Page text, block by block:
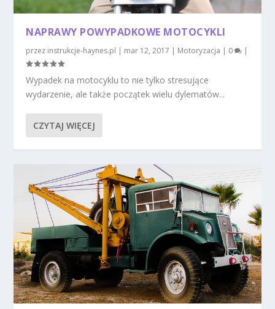
NAPRAWY POWYPADKOWE MOTOCYKLI
przez instrukcje-haynes.pl mar 12, 2017 Motoryzacja 0
Wypadek na motocyklu to nie tylko stresujące
wydarzenie, ale także początek wielu dylematów...
CZYTAJ WIĘCEJ